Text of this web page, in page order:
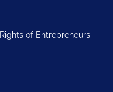
of Entrepreneurs